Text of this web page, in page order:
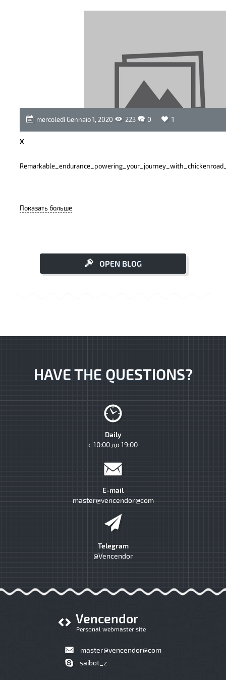
mercoledì Gennaio 1, 2020 223 0 1
X
Показать больше
OPEN BLOG
HAVE THE QUESTIONS?
Daily
с 10:00 до 19:00
E-mail
master@vencendor@com
Telegram
@Vencendor
Vencendor
Personal webmaster site
master@vencendor@com
saibot_z